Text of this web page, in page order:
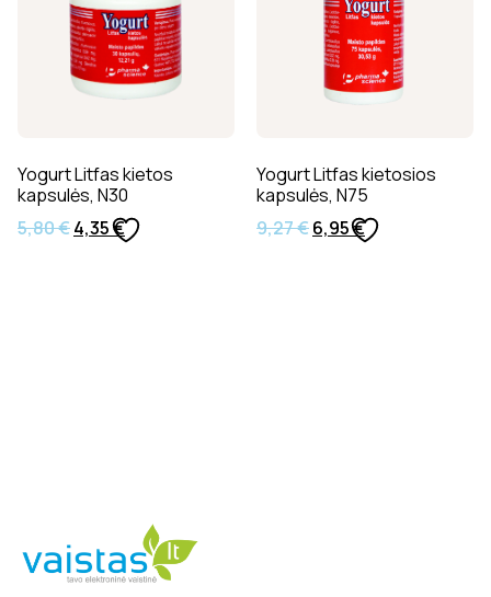
Yogurt Litfas kietos
kapsulės, N30
5,80€4,35€
Yogurt Litfas kietosios
kapsulės, N75
9,27€6,95€